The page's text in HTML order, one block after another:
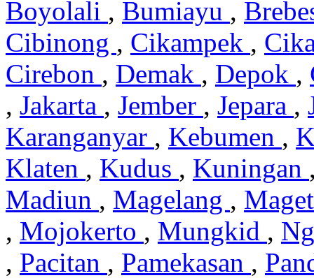
Boyolali , Bumiayu ,
Cibinong , Cikampek ,
Cirebon , Demak , Depok ,
, Jakarta , Jember , Jepara ,
Karanganyar , Kebumen ,
Klaten , Kudus , Kuningan
Madiun , Magelang ,
, Mojokerto , Mungkid ,
, Pacitan , Pamekasan ,